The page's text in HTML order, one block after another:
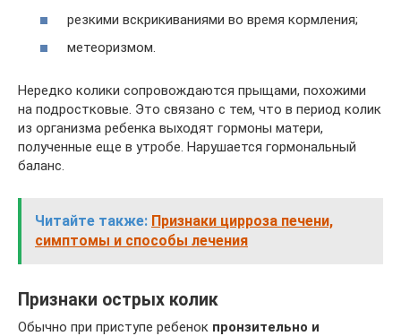
резкими вскрикиваниями во время кормления;
метеоризмом.
Нередко колики сопровождаются прыщами, похожими
на подростковые. Это связано с тем, что в период колик
из организма ребенка выходят гормоны матери,
полученные еще в утробе. Нарушается гормональный
баланс.
Читайте также: Признаки цирроза печени,
симптомы и способы лечения
Признаки острых колик
Обычно при приступе ребенок пронзительно и